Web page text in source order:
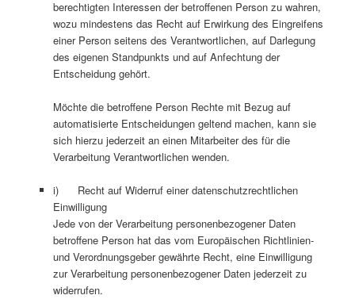
berechtigten Interessen der betroffenen Person zu wahren,
wozu mindestens das Recht auf Erwirkung des Eingreifens
einer Person seitens des Verantwortlichen, auf Darlegung
des eigenen Standpunkts und auf Anfechtung der
Entscheidung gehört.
Möchte die betroffene Person Rechte mit Bezug auf
automatisierte Entscheidungen geltend machen, kann sie
sich hierzu jederzeit an einen Mitarbeiter des für die
Verarbeitung Verantwortlichen wenden.
i) Recht auf Widerruf einer datenschutzrechtlichen
Einwilligung
Jede von der Verarbeitung personenbezogener Daten
betroffene Person hat das vom Europäischen Richtlinien-
und Verordnungsgeber gewährte Recht, eine Einwilligung
zur Verarbeitung personenbezogener Daten jederzeit zu
widerrufen.